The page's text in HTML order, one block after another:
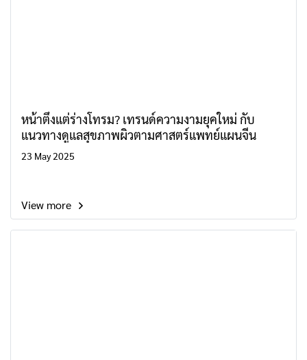
หน้าตึงแต่ร่างโทรม? เทรนด์ความงามยุคใหม่ กับ
แนวทางดูแลสุขภาพผิวตามศาสตร์แพทย์แผนจีน
23 May 2025
View more